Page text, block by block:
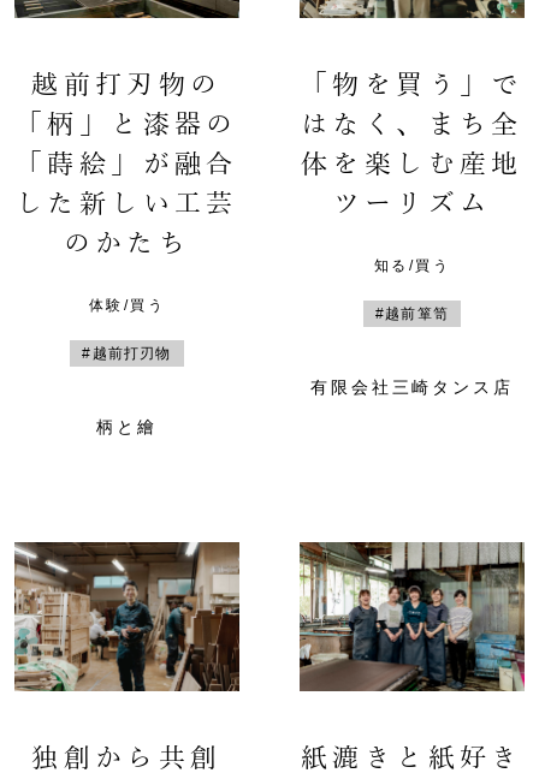
越前打刃物の
「柄」と漆器の
「蒔絵」が融合
した新しい工芸
のかたち
体験/買う
#越前打刃物
柄と繪
「物を買う」で
はなく、まち全
体を楽しむ産地
ツーリズム
知る/買う
#越前箪笥
有限会社三崎タンス店
独創から共創 紙漉きと紙好き